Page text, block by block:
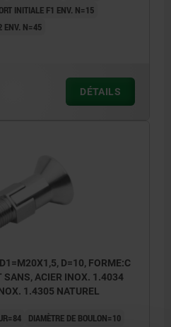
INITIALE F1 ENV. N=15
ENV. N=45
DÉTAILS
D=10, FORME:C
SANS, ACIER INOX. 1.4034
1.4305 NATUREL
DIAMÈTRE DE BOULON=10